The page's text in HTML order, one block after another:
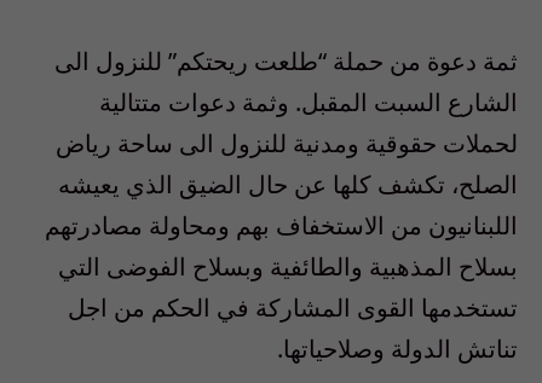
ثمة دعوة من حملة “طلعت ريحتكم” للنزول الى
الشارع السبت المقبل. وثمة دعوات متتالية
لحملات حقوقية ومدنية للنزول الى ساحة رياض
الصلح، تكشف كلها عن حال الضيق الذي يعيشه
اللبنانيون من الاستخفاف بهم ومحاولة مصادرتهم
بسلاح المذهبية والطائفية وبسلاح الفوضى التي
تستخدمها القوى المشاركة في الحكم من اجل
تناتش الدولة وصلاحياتها.